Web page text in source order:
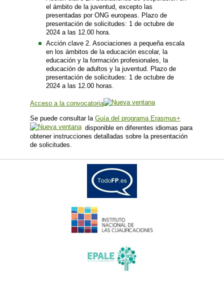
el ámbito de la juventud, excepto las
presentadas por ONG europeas. Plazo de
presentación de solicitudes: 1 de octubre de
2024 a las 12.00 hora.
Acción clave 2. Asociaciones a pequeña escala
en los ámbitos de la educación escolar, la
educación y la formación profesionales, la
educación de adultos y la juventud. Plazo de
presentación de solicitudes: 1 de octubre de
2024 a las 12.00 horas.
Acceso a la convocatoria
Se puede consultar la Guía del programa Erasmus+
disponible en diferentes idiomas para
obtener instrucciones detalladas sobre la presentación
de solicitudes.